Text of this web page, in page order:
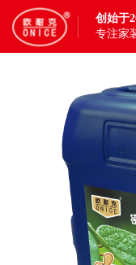
创始于
专注家